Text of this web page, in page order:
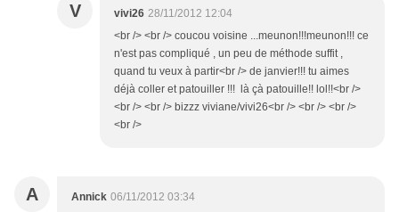
V vivi26 28/11/2012 12:04
<br /> <br /> coucou voisine ...meunon!!!meunon!!! ce
n'est pas compliqué , un peu de méthode suffit ,
quand tu veux à partir<br /> de janvier!!! tu aimes
déjà coller et patouiller !!! là çà patouille!! lol!!<br />
<br /> <br /> bizzz viviane/vivi26<br /> <br /> <br />
<br />
A Annick 06/11/2012 03:34